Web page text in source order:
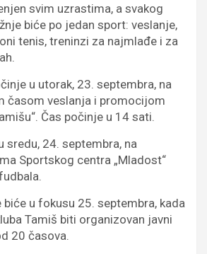
svim uzrastima, a svakog
biće po jedan sport: veslanje,
tenis, treninzi za najmlađe i za
u utorak, 23. septembra, na
časom veslanja i promocijom
Čas počinje u 14 sati.
sredu, 24. septembra, na
Sportskog centra „Mladost“
biće u fokusu 25. septembra, kada
Tamiš biti organizovan javni
20 časova.